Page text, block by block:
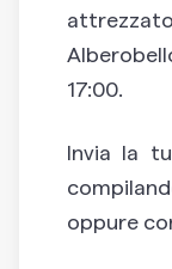
17:00.
Invia la
oppure